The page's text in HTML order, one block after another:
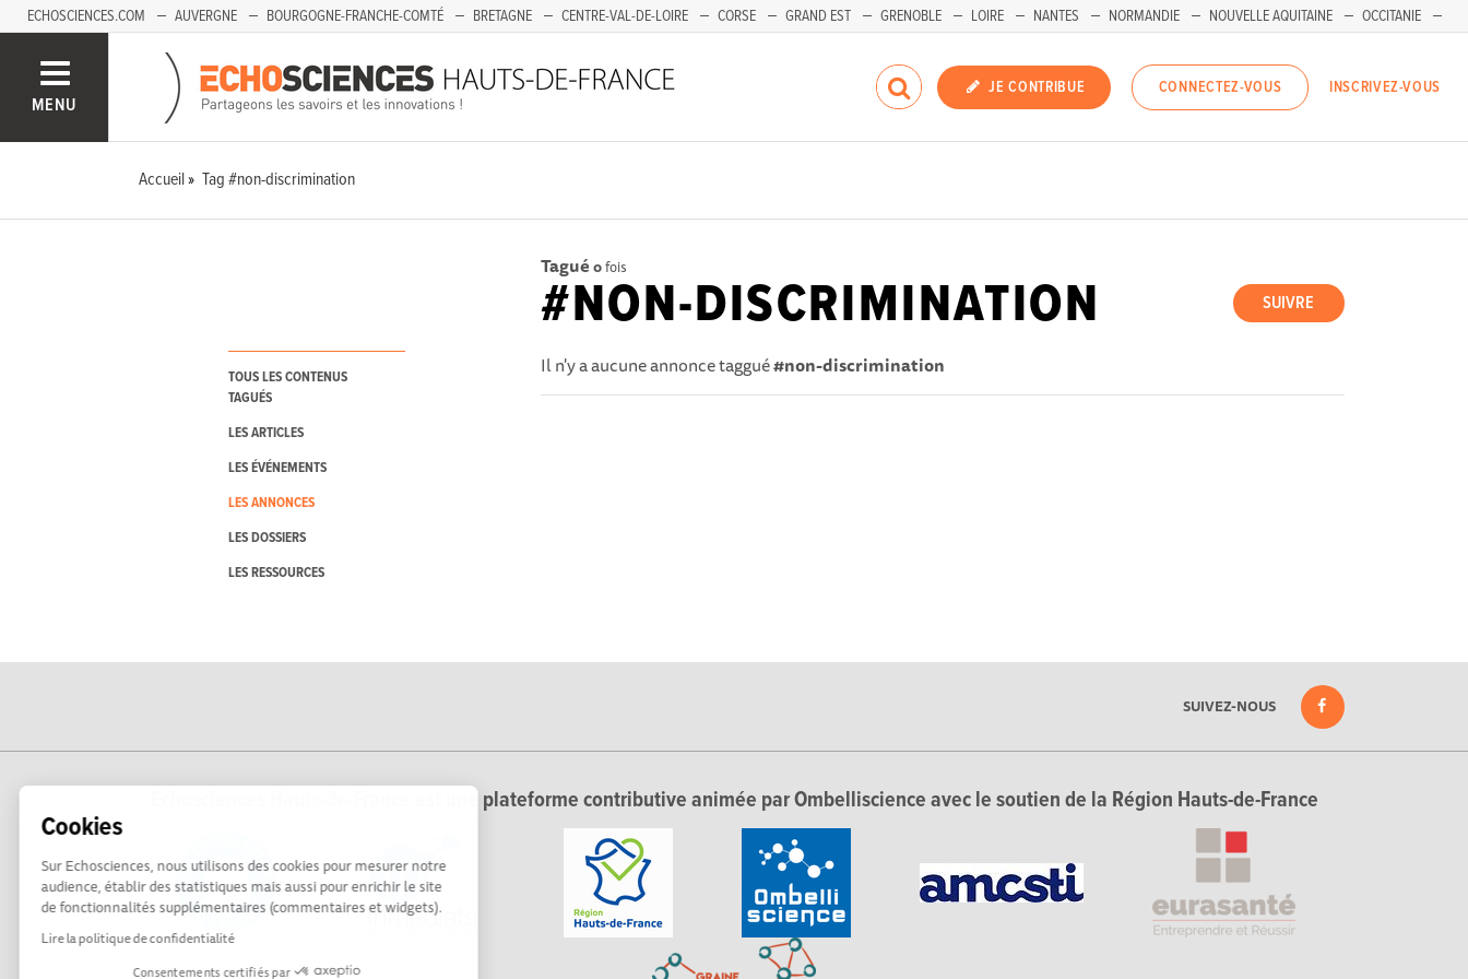
Cookies
Sur Echosciences, nous utilisons des cookies pour mesurer notre
audience, établir des statistiques mais aussi pour enrichir le site
de fonctionnalités supplémentaires (commentaires et widgets).
Lire la politique de confidentialité
Consentements certifiés par
ECHOSCIENCES.COM AUVERGNE BOURGOGNE-FRANCHE-COMTÉ BRETAGNE CENTRE-VAL-DE-LOIRE CORSE GRAND EST GRENOBLE LOIRE NANTES NORMANDIE NOUVELLE AQUITAINE
OCCITANIE
SAVOIE MONT-BLANC
MENU
JE CONTRIBUE CONNECTEZ-VOUS INSCRIVEZ-VOUS
Accueil Tag #non-discrimination
TOUS LES CONTENUS
TAGUÉS
LES ARTICLES
LES ÉVÉNEMENTS
LES ANNONCES
LES DOSSIERS
LES RESSOURCES
Tagué 0fois
SUIVRE
#NON-DISCRIMINATION
Il n'y a aucune annonce taggué#non-discrimination
SUIVEZ-NOUS
Echosciences Hauts-de-France est une plateforme contributive animée par Ombelliscience avec le soutien de la Région Hauts-de-France